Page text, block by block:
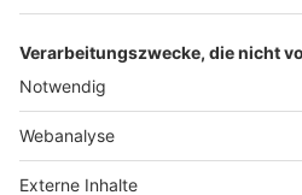
Nutzungsbedingungen